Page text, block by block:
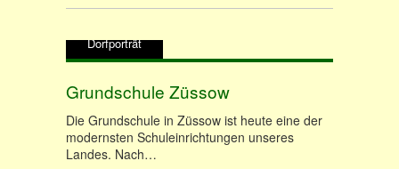
Dorfporträt
Grundschule Züssow
Die Grundschule in Züssow ist heute eine der
modernsten Schuleinrichtungen unseres
Landes. Nach…